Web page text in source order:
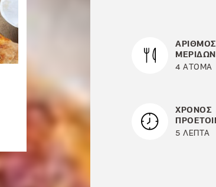
ΑΡΙΘΜΟΣ
ΜΕΡΙΔΩΝ
4 ΑΤΟΜΑ
ΧΡΟΝΟΣ
5 ΛΕΠΤΑ